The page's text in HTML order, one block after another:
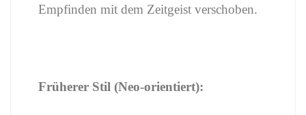
Empfinden mit dem Zeitgeist verschoben.
Früherer Stil (Neo-orientiert):